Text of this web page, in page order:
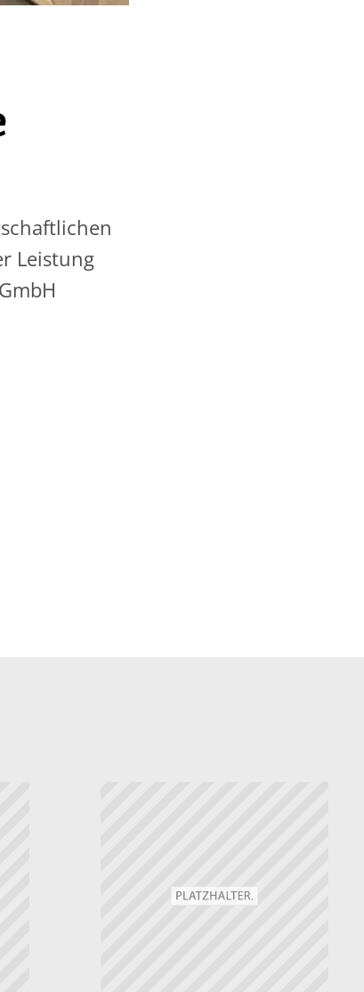
Leistung